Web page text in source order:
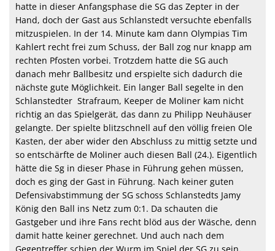
hatte in dieser Anfangsphase die SG das Zepter in der
Hand, doch der Gast aus Schlanstedt versuchte ebenfalls
mitzuspielen. In der 14. Minute kam dann Olympias Tim
Kahlert recht frei zum Schuss, der Ball zog nur knapp am
rechten Pfosten vorbei. Trotzdem hatte die SG auch
danach mehr Ballbesitz und erspielte sich dadurch die
nächste gute Möglichkeit. Ein langer Ball segelte in den
Schlanstedter Strafraum, Keeper de Moliner kam nicht
richtig an das Spielgerät, das dann zu Philipp Neuhäuser
gelangte. Der spielte blitzschnell auf den völlig freien Ole
Kasten, der aber wider den Abschluss zu mittig setzte und
so entschärfte de Moliner auch diesen Ball (24.). Eigentlich
hätte die Sg in dieser Phase in Führung gehen müssen,
doch es ging der Gast in Führung. Nach keiner guten
Defensivabstimmung der SG schoss Schlanstedts Jamy
König den Ball ins Netz zum 0:1. Da schauten die
Gastgeber und ihre Fans recht blöd aus der Wäsche, denn
damit hatte keiner gerechnet. Und auch nach dem